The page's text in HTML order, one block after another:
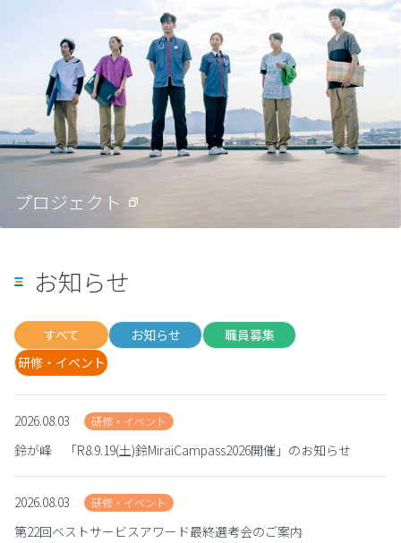
プロジェクト
お知らせ
すべて お知らせ
職員募集
研修・イベント
2026.08.03 研修・イベント
鈴が峰 「R8.9.19(土)鈴MiraiCampass2026開催」のお知らせ
2026.08.03 研修・イベント
第22回ベストサービスアワード最終選考会のご案内